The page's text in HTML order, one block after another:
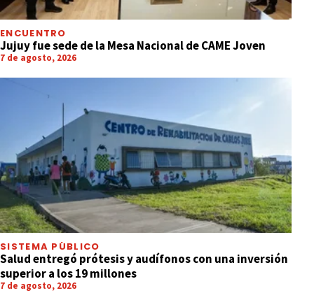
ENCUENTRO
Jujuy fue sede de la Mesa Nacional de CAME Joven
7 de agosto, 2026
SISTEMA PÚBLICO
Salud entregó prótesis y audífonos con una inversión
superior a los 19 millones
7 de agosto, 2026